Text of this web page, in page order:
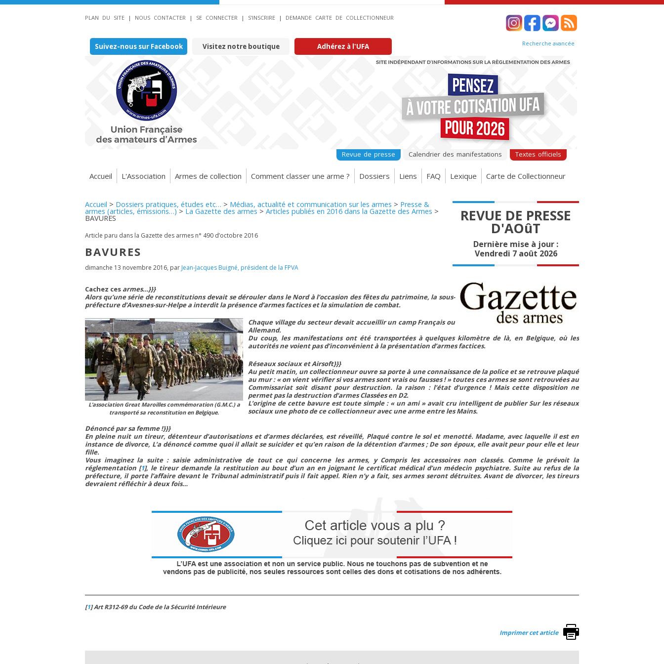
PLAN DU SITE | NOUS CONTACTER | SE CONNECTER | S’INSCRIRE | DEMANDE CARTE DE COLLECTIONNEUR
Suivez-nous sur Facebook Visitez notre boutique Adhérez à l'UFA Recherche avancée
Revue de presse Calendrier des manifestations Textes officiels
Accueil L'Association Armes de collection Comment classer une arme ? Dossiers Liens FAQ Lexique Carte de Collectionneur
REVUE DE PRESSE
D'AOûT
Dernière mise à jour :
Vendredi 7 août 2026
Accueil > Dossiers pratiques, études etc… > Médias, actualité et communication sur les armes > Presse &
armes (articles, émissions…)> La Gazette des armes > Articles publiés en 2016 dans la Gazette des Armes >
BAVURES
Article paru dans la Gazette des armes n° 490 d’octobre 2016
BAVURES
dimanche 13 novembre 2016, par Jean-Jacques Buigné, président de la FPVA
Cachez ces armes…}}}
Alors qu’une série de reconstitutions devait se dérouler dans le Nord à l’occasion des fêtes du patrimoine, la sous-
préfecture d’Avesnes-sur-Helpe a interdit la présence d’armes factices et la simulation de combat.
L’association Great Maroilles commémoration (G.M.C.) a
transporté sa reconstitution en Belgique.
Chaque village du secteur devait accueillir un camp Français ou
Allemand.
Du coup, les manifestations ont été transportées à quelques kilomètre de là, en Belgique, où les
autorités ne voient pas d’inconvénient à la présentation d’armes factices.
Réseaux sociaux etAirsoft}}}
Au petit matin, un collectionneur ouvre sa porte à une connaissance de la police et se retrouve plaqué
au mur :« on vient vérifier si vos armes sont vrais ou fausses ! »toutes ces armes se sont retrouvées au
Commissariat soit disant pour destruction. la raison : l’état d’urgence ! Mais cette disposition ne
permet pas la destruction d’armes Classées en D2.
L’origine de cette bavure est toute simple : « un ami »avait cru intelligent de publier Sur les réseaux
sociaux une photo de ce collectionneur avec une arme entre les Mains.
Dénoncé par sa femme !}}}
En pleine nuit un tireur, détenteur d’autorisations et d’armes déclarées, est réveillé, Plaqué contre le sol et menotté. Madame, avec laquelle il est en
instance de divorce, L’a dénoncé comme quoi il allait se suicider et qu’en raison de la détention d’armes ; De son époux, elle avait peur pour elle et leur
fille.
Vous imaginez la suite : saisie administrative de tout ce qui concerne les armes, y Compris les accessoires non classés. Comme le prévoit la
réglementation [1], le tireur demande la restitution au bout d’un an en joignant le certificat médical d’un médecin psychiatre. Suite au refus de la
préfecture, il porte l’affaire devant le Tribunal administratif puis il fait appel. Rien n’y a fait, ses armes seront détruites. Avant de divorcer, les tireurs
devraient réfléchir à deux fois…
[1]Art R312-69 du Code de la Sécurité Intérieure
Imprimer cet article